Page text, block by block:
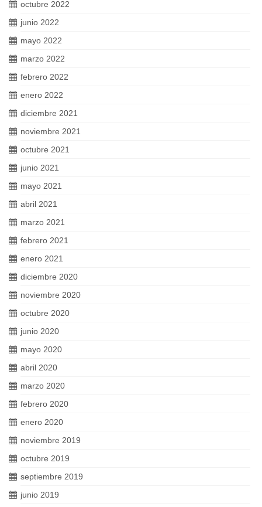
octubre 2022
junio 2022
mayo 2022
marzo 2022
febrero 2022
enero 2022
diciembre 2021
noviembre 2021
octubre 2021
junio 2021
mayo 2021
abril 2021
marzo 2021
febrero 2021
enero 2021
diciembre 2020
noviembre 2020
octubre 2020
junio 2020
mayo 2020
abril 2020
marzo 2020
febrero 2020
enero 2020
noviembre 2019
octubre 2019
septiembre 2019
junio 2019